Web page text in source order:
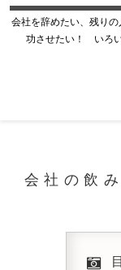
会社を辞めたい、残り
功させたい！ いろい
会社の飲